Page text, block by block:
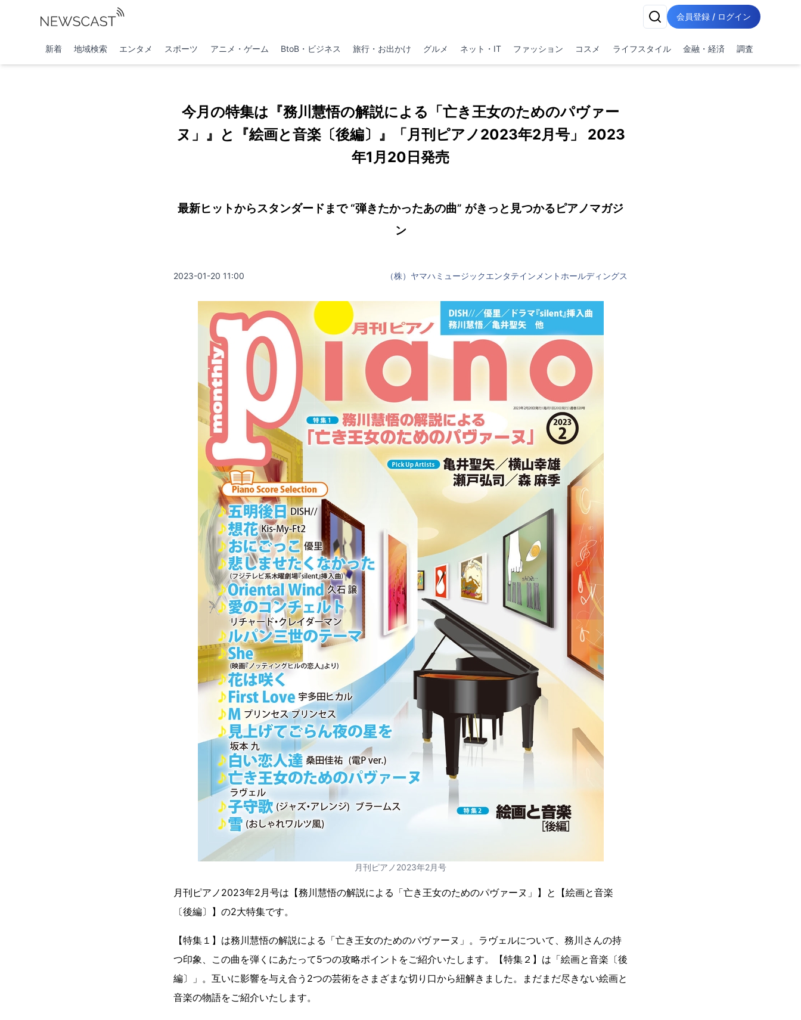
会員登録 / ログイン
新着 地域検索 エンタメ スポーツ アニメ・ゲーム BtoB・ビジネス 旅行・お出かけ グルメ ネット・IT ファッション コスメ ライフスタイル 金融・経済 調査
今月の特集は『務川慧悟の解説による「亡き王女のためのパヴァー
ヌ」』と『絵画と音楽〔後編〕』「月刊ピアノ2023年2月号」 2023
年1月20日発売
最新ヒットからスタンダードまで “弾きたかったあの曲” がきっと見つかるピアノマガジ
ン
2023-01-20 11:00 （株）ヤマハミュージックエンタテインメントホールディングス
月刊ピアノ2023年2月号
月刊ピアノ2023年2月号は【務川慧悟の解説による「亡き王女のためのパヴァーヌ」】と【絵画と音楽
〔後編〕】の2大特集です。
【特集１】は務川慧悟の解説による「亡き王女のためのパヴァーヌ」。ラヴェルについて、務川さんの持
つ印象、この曲を弾くにあたって5つの攻略ポイントをご紹介いたします。【特集２】は「絵画と音楽〔後
編〕」。互いに影響を与え合う2つの芸術をさまざまな切り口から紐解きました。まだまだ尽きない絵画と
音楽の物語をご紹介いたします。